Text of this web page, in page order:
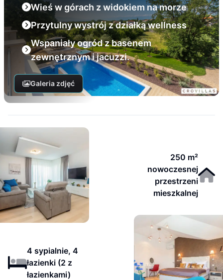
Wieś w górach z widokiem na morze
Przytulny wystrój z działką wellness
Wspaniały ogród z basenem
zewnętrznym i jacuzzi.
Galeria zdjęć
250 m²
nowoczesnej
przestrzeni
mieszkalnej
4 sypialnie, 4
łazienki (2 z
łazienkami)